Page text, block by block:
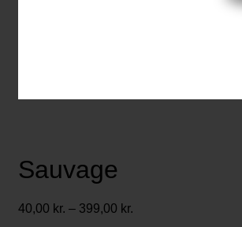
Sauvage
40,00 kr. – 399,00 kr.